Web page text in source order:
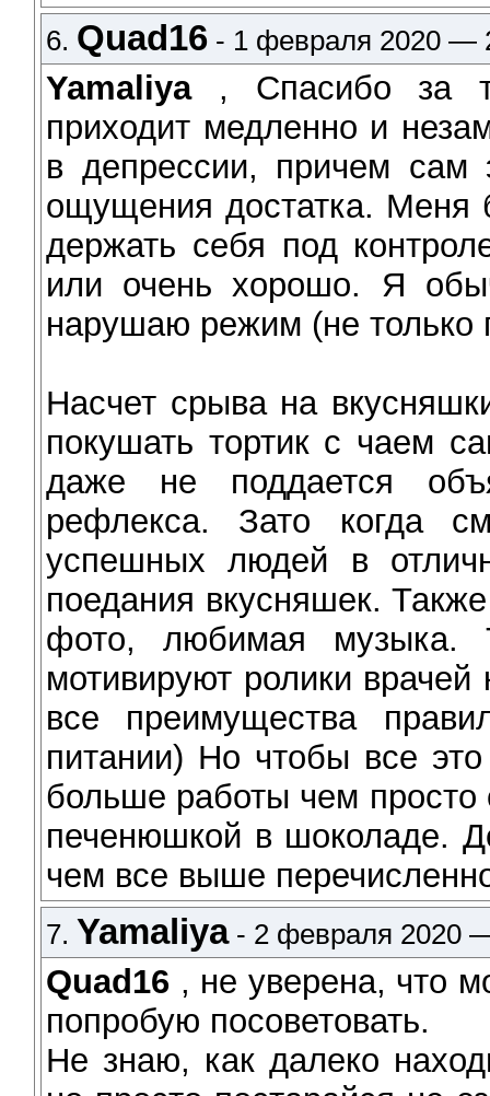
6. Quad16 - 1 февраля 2020 —
Yamaliya, Спасибо за
приходит медленно и
в депрессии, причем сам
ощущения достатка. Меня
держать себя под
или очень хорошо. Я
нарушаю режим (не только
Насчет срыва на
покушать тортик с чаем
даже не поддается
рефлекса. Зато когда
успешных людей в
поедания вкусняшек.
фото, любимая музыка.
мотивируют ролики
все преимущества
питании) Но чтобы все
больше работы чем просто
печенюшкой в шоколаде.
чем все выше
7. Yamaliya- 2 февраля 2020
Quad16 , не уверена, что
попробую посоветовать.
Не знаю, как далеко